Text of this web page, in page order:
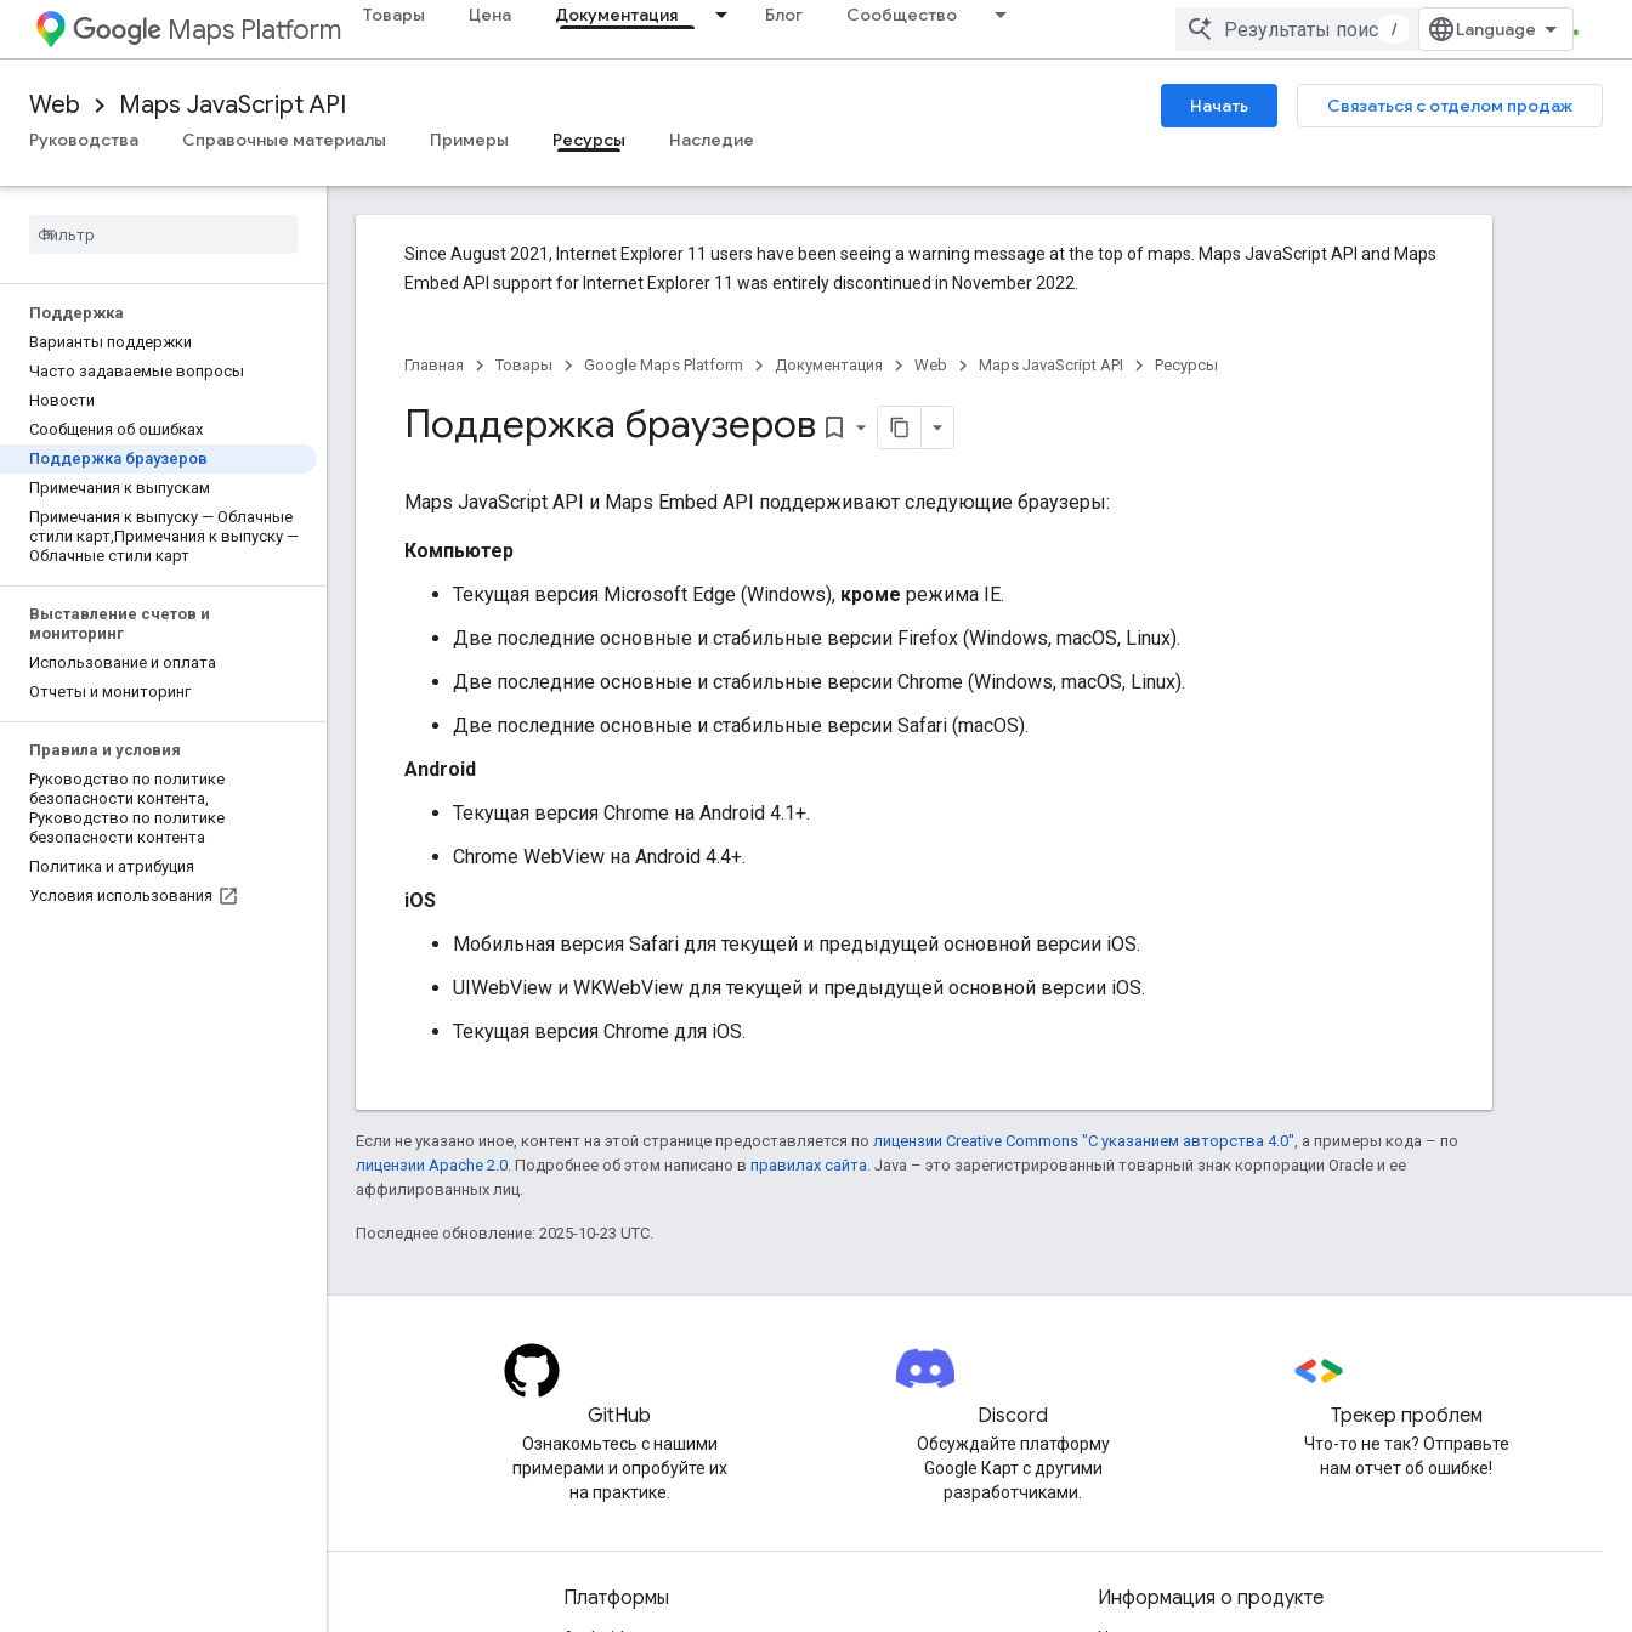
Maps Platform Товары Цена Документация Блог Сообщество
/
Web Maps JavaScript API Начать
Связаться с отделом продаж
Руководства
Справочные материалы Примеры Ресурсы Наследие
Поддержка
Варианты поддержки
Часто задаваемые вопросы
Новости
Сообщения об ошибках
Поддержка браузеров
Примечания к выпускам
Примечания к выпуску — Облачные
стили карт,Примечания к выпуску —
Облачные стили карт
Выставление счетов и
мониторинг
Использование и оплата
Отчеты и мониторинг
Правила и условия
Руководство по политике
безопасности контента,
Руководство по политике
безопасности контента
Политика и атрибуция
Условия использования
Since August 2021, Internet Explorer 11 users have been seeing a warning message at the top of maps. Maps JavaScript API and Maps
Embed API support for Internet Explorer 11 was entirely discontinued in November 2022.
Главная Товары Google Maps Platform Документация Web Maps JavaScript API Ресурсы
Поддержка браузеров bookmark_border
Maps JavaScript API и Maps Embed API поддерживают следующие браузеры:
Компьютер
Текущая версия Microsoft Edge (Windows), кроме режима IE.
Две последние основные и стабильные версии Firefox (Windows, macOS, Linux).
Две последние основные и стабильные версии Chrome (Windows, macOS, Linux).
Две последние основные и стабильные версии Safari (macOS).
Android
Текущая версия Chrome на Android 4.1+.
Chrome WebView на Android 4.4+.
iOS
Мобильная версия Safari для текущей и предыдущей основной версии iOS.
UIWebView и WKWebView для текущей и предыдущей основной версии iOS.
Текущая версия Chrome для iOS.
Если не указано иное, контент на этой странице предоставляется по лицензии Creative Commons "С указанием авторства 4.0" , а примеры кода – по
лицензии Apache 2.0 . Подробнее об этом написано в правилах сайта . Java – это зарегистрированный товарный знак корпорации Oracle и ее
аффилированных лиц.
Последнее обновление: 2025-10-23 UTC.
GitHub
Ознакомьтесь с нашими
примерами и опробуйте их
на практике.
Discord
Обсуждайте платформу
Google Карт с другими
разработчиками.
Трекер проблем
Что-то не так? Отправьте
нам отчет об ошибке!
Платформы Информация о продукте